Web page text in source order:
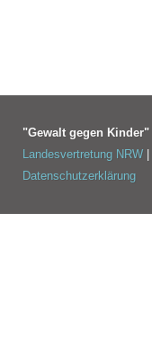
"Gewalt gegen Kinder"
Landesvertretung NRW |
Datenschutzerklärung